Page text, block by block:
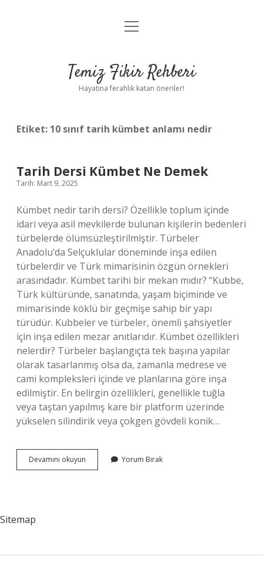
Anasayfa
Yasal Uyarı
menüyü
Temiz Fikir Rehberi
Hayatına ferahlık katan öneriler!
Etiket: 10 sınıf tarih kümbet anlamı nedir
Tarih Dersi Kümbet Ne Demek
Tarih: Mart 9, 2025
Kümbet nedir tarih dersi? Özellikle toplum içinde
idari veya asil mevkilerde bulunan kişilerin bedenleri
türbelerde ölümsüzleştirilmiştir. Türbeler
Anadolu’da Selçuklular döneminde inşa edilen
türbelerdir ve Türk mimarisinin özgün örnekleri
arasındadır. Kümbet tarihi bir mekan mıdır? “Kubbe,
Türk kültüründe, sanatında, yaşam biçiminde ve
mimarisinde köklü bir geçmişe sahip bir yapı
türüdür. Kubbeler ve türbeler, önemli şahsiyetler
için inşa edilen mezar anıtlarıdır. Kümbet özellikleri
nelerdir? Türbeler başlangıçta tek başına yapılar
olarak tasarlanmış olsa da, zamanla medrese ve
cami kompleksleri içinde ve planlarına göre inşa
edilmiştir. En belirgin özellikleri, genellikle tuğla
veya taştan yapılmış kare bir platform üzerinde
yükselen silindirik veya çokgen gövdeli konik…
Devamını okuyun
Dersi
Yorum Bırak
Sitemap